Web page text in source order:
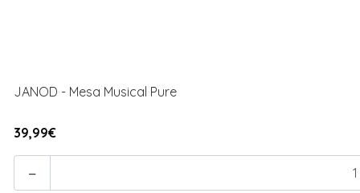
JANOD - Mesa Musical Pure
39,99€
-